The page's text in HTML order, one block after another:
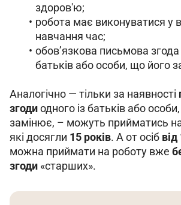
здоров'ю;
робота має виконуватися у
навчання час;
обов’язкова письмова
батьків або особи, що його
Аналогічно — тільки за наявності
згоди одного із батьків або
замінює, – можуть прийматись
які досягли 15 років. А от осіб
можна приймати на роботу вже
згоди «старших».